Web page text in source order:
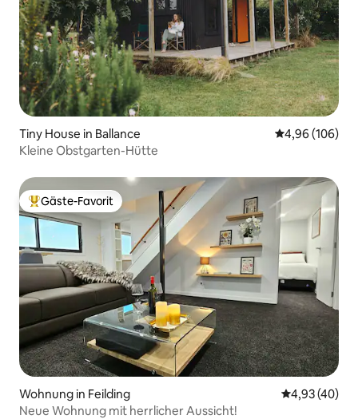
Tiny House in Ballance
4,96 (106)
Kleine Obstgarten-Hütte
Beliebter Gäste-Favorit.
Gäste-Favorit
Wohnung in Feilding
4,93 (40)
Neue Wohnung mit herrlicher Aussicht!